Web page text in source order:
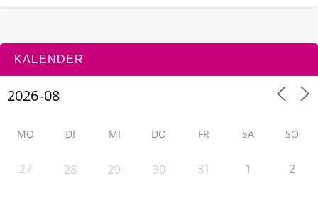
KALENDER
MO DI MI DO FR SA SO
27 28 29 30 31 1 2